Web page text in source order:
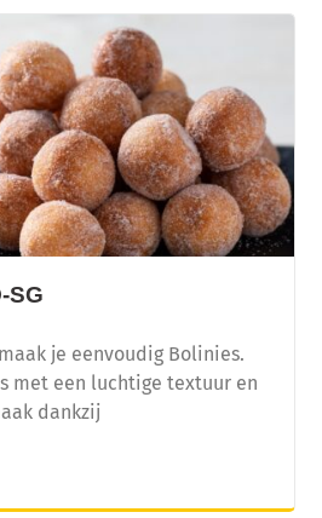
SG
je eenvoudig Bolinies.
met een luchtige textuur en
dankzij